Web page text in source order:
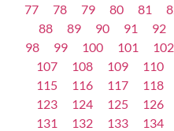
77
78 79 80 81
88
89 90 91 92
98
99 100 101 102
107
108 109 110
115
116 117 118
123
124 125 126
131
132 133 134